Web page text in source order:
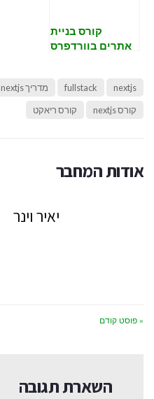
קורס בניית
אתרים בוורדפרס
fullstack nextjs מדריך nextjs
קורס nextjs
קורס ריאקט
אודות המחבר
יאיר וינר
« פוסט קודם
השארת תגובה